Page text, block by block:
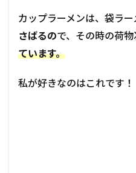
カップラーメンは、袋ラー
さばるので、その時の荷物
ています。
私が好きなのはこれです！